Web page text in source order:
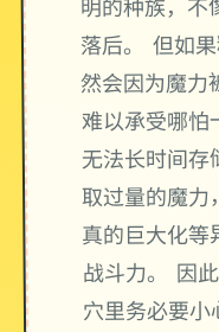
明的种族，不
落后。 但如
然会因为魔力
难以承受哪
无法长时间
取过量的魔
真的巨大化
战斗力。 因
穴里务必要小